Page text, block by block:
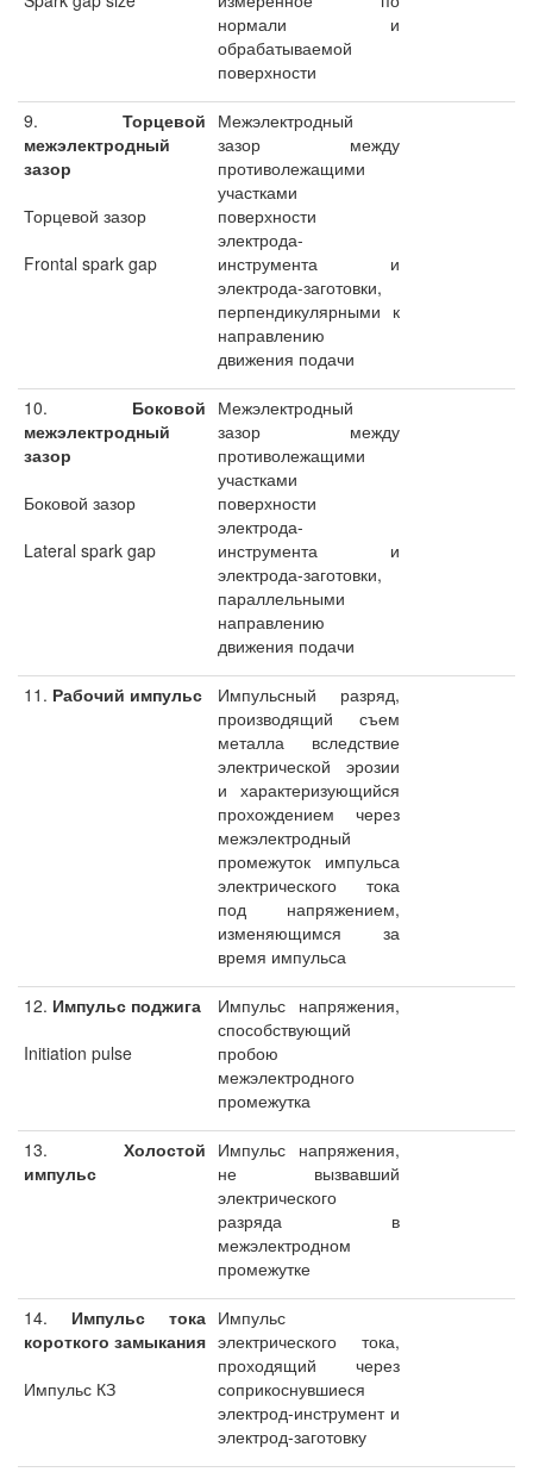
нормали и
обрабатываемой
поверхности
9. Торцевой
межэлектродный
зазор
Торцевой зазор
Frontal spark gap
Межэлектродный
зазор между
противолежащими
участками
поверхности
электрода-
инструмента и
электрода-заготовки,
перпендикулярными к
направлению
движения подачи
10. Боковой
межэлектродный
зазор
Боковой зазор
Lateral spark gap
Межэлектродный
зазор между
противолежащими
участками
поверхности
электрода-
инструмента и
электрода-заготовки,
параллельными
направлению
движения подачи
11. Рабочий импульс
Импульсный разряд,
производящий съем
металла вследствие
электрической эрозии
и характеризующийся
прохождением через
межэлектродный
промежуток импульса
электрического тока
под напряжением,
изменяющимся за
время импульса
12. Импульс поджига
Initiation pulse
Импульс напряжения,
способствующий
пробою
межэлектродного
промежутка
13. Холостой
импульс
Импульс напряжения,
не вызвавший
электрического
разряда в
межэлектродном
промежутке
14. Импульс тока
короткого замыкания
Импульс КЗ
Импульс
электрического тока,
проходящий через
соприкоснувшиеся
электрод-инструмент и
электрод-заготовку